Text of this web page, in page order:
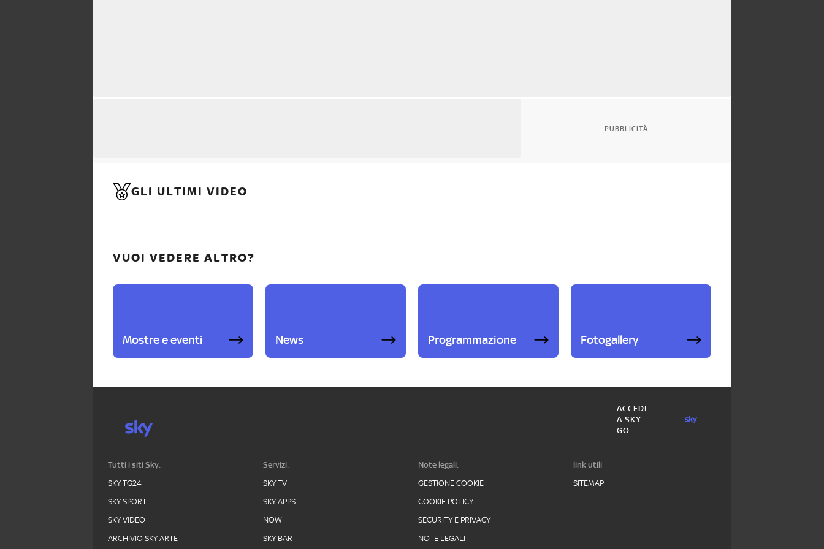
PUBBLICITÀ
GLI ULTIMI VIDEO
VUOI VEDERE ALTRO?
Mostre e eventi News Programmazione Fotogallery
ACCEDI
A SKY
GO
Tutti i siti Sky:
SKY TG24
SKY SPORT
SKY VIDEO
ARCHIVIO SKY ARTE
Servizi:
SKY TV
SKY APPS
NOW
SKY BAR
Note legali:
GESTIONE COOKIE
COOKIE POLICY
SECURITY E PRIVACY
NOTE LEGALI
link utili
SITEMAP